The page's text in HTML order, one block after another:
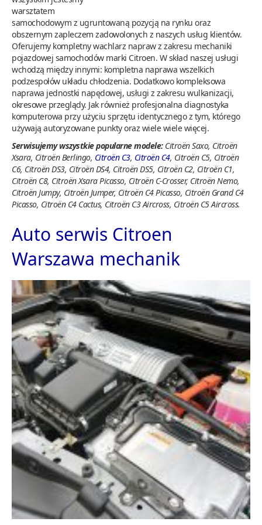
warsztatem
samochodowym z ugruntowaną pozycją na rynku oraz
obszernym zapleczem zadowolonych z naszych usług klientów.
Oferujemy kompletny wachlarz napraw z zakresu mechaniki
pojazdowej samochodów marki Citroen. W skład naszej usługi
wchodzą między innymi: kompletna naprawa wszelkich
podzespołów układu chłodzenia. Dodatkowo kompleksowa
naprawa jednostki napędowej, usługi z zakresu wulkanizacji,
okresowe przeglądy. Jak również profesjonalna diagnostyka
komputerowa przy użyciu sprzętu identycznego z tym, którego
używają autoryzowane punkty oraz wiele wiele więcej.
Serwisujemy wszystkie popularne modele:Citroën Saxo, Citroën
Xsara, Citroën Berlingo, Citroën C3, Citroën C4, Citroën C5, Citroën
C6, Citroën DS3, Citroën DS4, Citroën DS5, Citroën C2, Citroën C1,
Citroën C8, Citroën Xsara Picasso, Citroën C-Crosser, Citroën Nemo,
Citroën Jumpy, Citroën Jumper, Citroën C4 Picasso, Citroën Grand C4
Picasso, Citroën C4 Cactus, Citroën C3 Aircross, Citroën C5 Aircross.
Auto serwis Citroen
Warszawa mechanik